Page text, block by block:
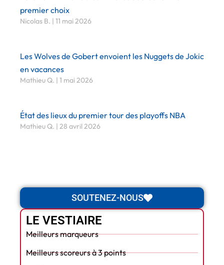
premier choix
Nicolas B. 11 mai 2026
Les Wolves de Gobert envoient les Nuggets de Jokic
en vacances
Mathieu Q. 1 mai 2026
État des lieux du premier tour des playoffs NBA
Mathieu Q. 28 avril 2026
SOUTENEZ-NOUS
LE VESTIAIRE
Meilleurs marqueurs
Meilleurs scoreurs à 3 points